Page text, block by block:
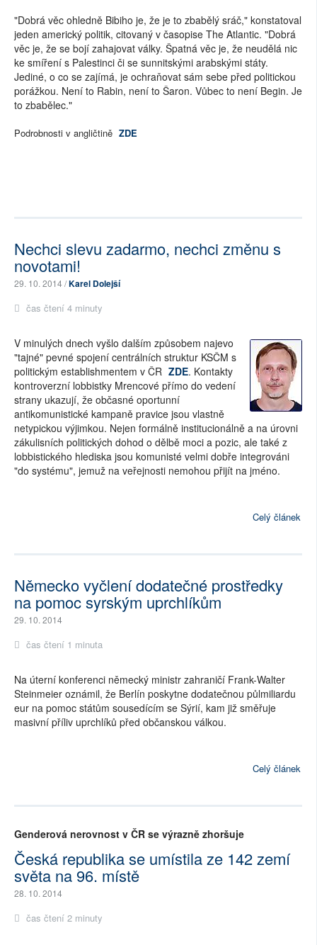
"Dobrá věc ohledně Bibiho je, že je to zbabělý sráč," konstatoval
jeden americký politik, citovaný v časopise The Atlantic. "Dobrá
věc je, že se bojí zahajovat války. Špatná věc je, že neudělá nic
ke smíření s Palestinci či se sunnitskými arabskými státy.
Jediné, o co se zajímá, je ochraňovat sám sebe před politickou
porážkou. Není to Rabin, není to Šaron. Vůbec to není Begin. Je
to zbabělec."
Podrobnosti v angličtině ZDE
Nechci slevu zadarmo, nechci změnu s
novotami!
29. 10. 2014 /Karel Dolejší
čas čtení 4 minuty
V minulých dnech vyšlo dalším způsobem najevo
"tajné" pevné spojení centrálních struktur KSČM s
politickým establishmentem v ČR ZDE. Kontakty
kontroverzní lobbistky Mrencové přímo do vedení
strany ukazují, že občasné oportunní
antikomunistické kampaně pravice jsou vlastně
netypickou výjimkou. Nejen formálně institucionálně a na úrovni
zákulisních politických dohod o dělbě moci a pozic, ale také z
lobbistického hlediska jsou komunisté velmi dobře integrováni
"do systému", jemuž na veřejnosti nemohou přijít na jméno.
Celý článek
Německo vyčlení dodatečné prostředky
na pomoc syrským uprchlíkům
29. 10. 2014
čas čtení 1 minuta
Na úterní konferenci německý ministr zahraničí Frank-Walter
Steinmeier oznámil, že Berlín poskytne dodatečnou půlmiliardu
eur na pomoc státům sousedícím se Sýrií, kam již směřuje
masivní příliv uprchlíků před občanskou válkou.
Celý článek
Genderová nerovnost v ČR se výrazně zhoršuje
Česká republika se umístila ze 142 zemí
světa na 96. místě
28. 10. 2014
čas čtení 2 minuty